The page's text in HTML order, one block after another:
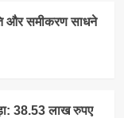
और समीकरण साधने
38.53 लाख रुपए